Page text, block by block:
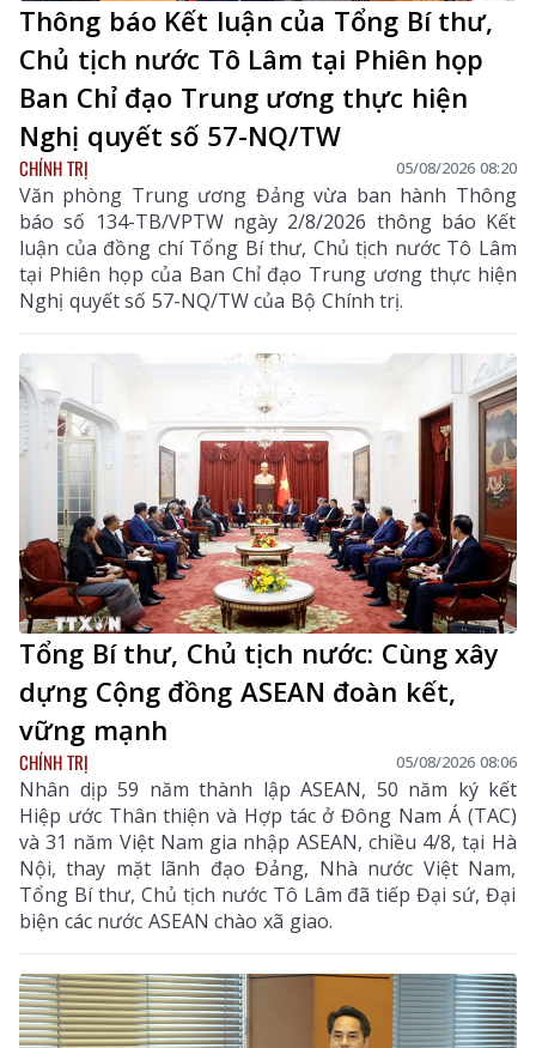
Thông báo Kết luận của Tổng Bí thư,
Chủ tịch nước Tô Lâm tại Phiên họp
Ban Chỉ đạo Trung ương thực hiện
Nghị quyết số 57-NQ/TW
CHÍNH TRỊ 05/08/2026 08:20
Văn phòng Trung ương Đảng vừa ban hành Thông
báo số 134-TB/VPTW ngày 2/8/2026 thông báo Kết
luận của đồng chí Tổng Bí thư, Chủ tịch nước Tô Lâm
tại Phiên họp của Ban Chỉ đạo Trung ương thực hiện
Nghị quyết số 57-NQ/TW của Bộ Chính trị.
Tổng Bí thư, Chủ tịch nước: Cùng xây
dựng Cộng đồng ASEAN đoàn kết,
vững mạnh
CHÍNH TRỊ 05/08/2026 08:06
Nhân dịp 59 năm thành lập ASEAN, 50 năm ký kết
Hiệp ước Thân thiện và Hợp tác ở Đông Nam Á (TAC)
và 31 năm Việt Nam gia nhập ASEAN, chiều 4/8, tại Hà
Nội, thay mặt lãnh đạo Đảng, Nhà nước Việt Nam,
Tổng Bí thư, Chủ tịch nước Tô Lâm đã tiếp Đại sứ, Đại
biện các nước ASEAN chào xã giao.